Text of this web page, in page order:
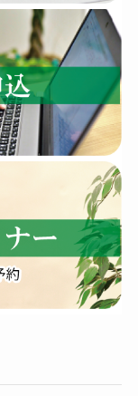
索
す
る